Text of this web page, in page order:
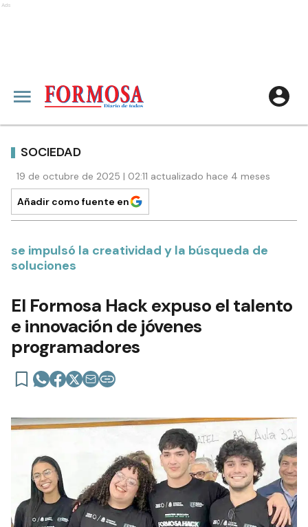
Ads
SOCIEDAD
19 de octubre de 2025 | 02:11 actualizado hace 4 meses
Añadir como fuente en
se impulsó la creatividad y la búsqueda de
soluciones
El Formosa Hack expuso el talento
e innovación de jóvenes
programadores